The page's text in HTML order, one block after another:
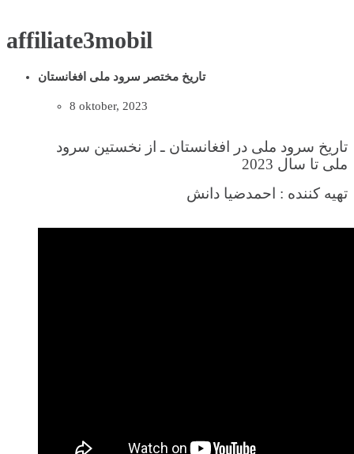
affiliate3mobil
تاریخ مختصر سرود ملی افغانستان
8 oktober, 2023
تاریخ سرود ملی در افغانستان ـ از نخستین سرود
ملی تا سال 2023
تهیه کننده : احمدضیا دانش